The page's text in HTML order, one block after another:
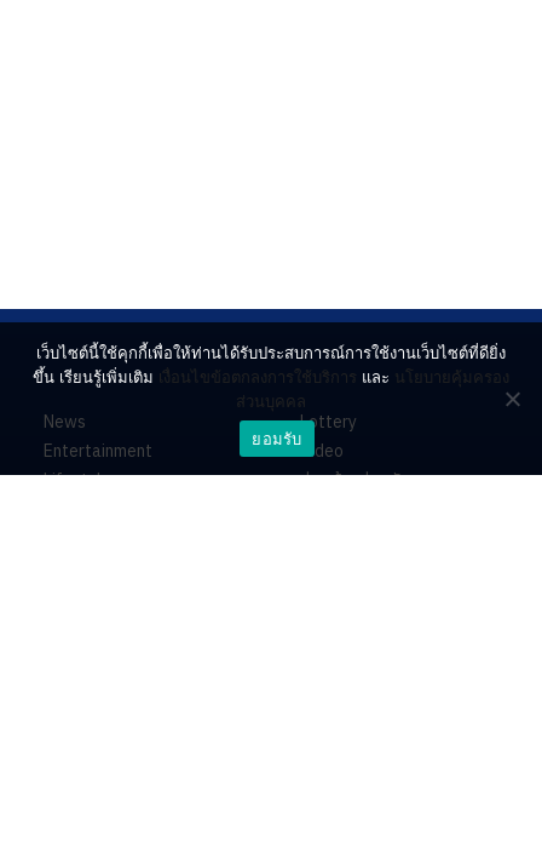
News
Entertainment
Lifestyle
Lottery
Video
ร่วมด้วยช่วยกัน
เว็บไซต์นี้ใช้คุกกี้เพื่อให้ท่านได้รับประสบการณ์การใช้งานเว็บไซต์ที่ดียิ่ง
ขึ้น เรียนรู้เพิ่มเติม เงื่อนไขข้อตกลงการใช้บริการ และ นโยบายคุ้มครอง
ส่วนบุคคล
ยอมรับ